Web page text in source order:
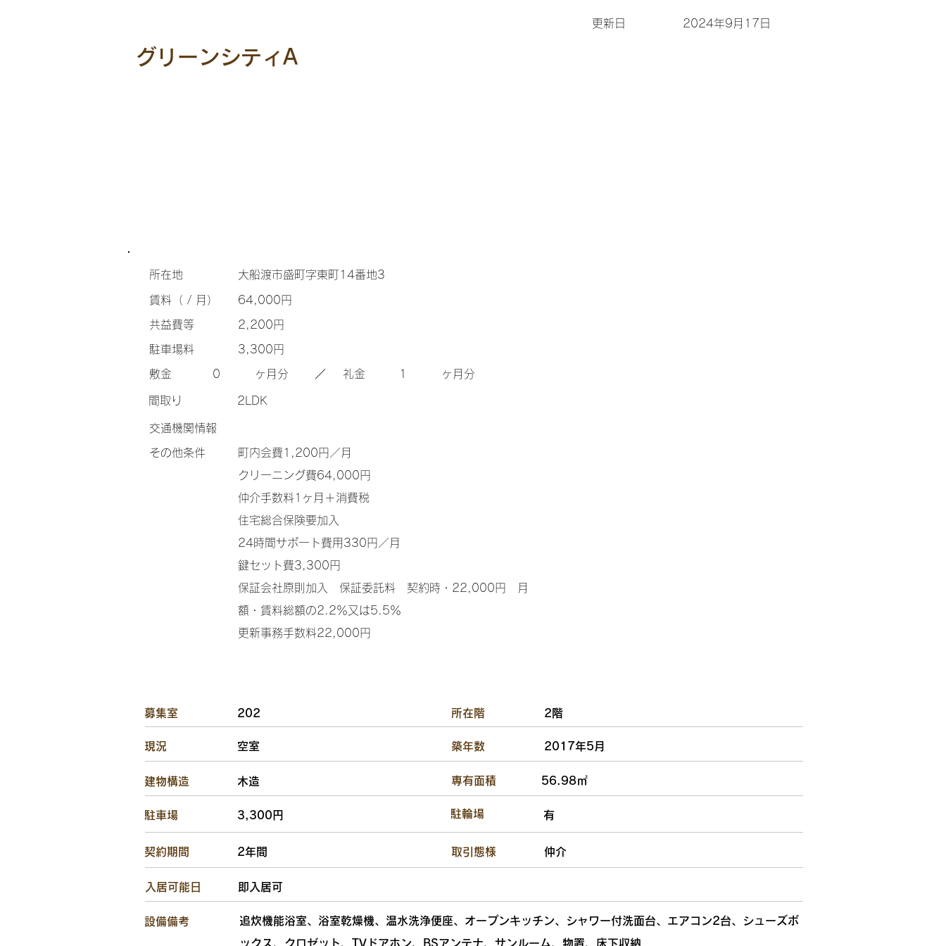
更新日 2024年9月17日
グリーンシティA
所在地 大船渡市盛町字東町14番地3
​賃料（ / 月） 64,000円
​共益費等 2,200円
​駐車場料 3,300円
​敷金 0 ヶ月分 ／ ​礼金 1 ヶ月分
間取り 2LDK
交通機関情報
その他条件
町内会費1,200円／月
クリーニング費64,000円
仲介手数料1ヶ月＋消費税
住宅総合保険要加入
24時間サポート費用330円／月
鍵セット費3,300円
保証会社原則加入 保証委託料 契約時・22,000円 月
額・賃料総額の2.2％又は5.5％
更新事務手数料22,000円
​募集室 202 ​所在階 2階
​現況 空室 ​築年数 2017年5月
​建物構造 木造 ​専有面積 56.98㎡
駐車場 3,300円 ​駐輪場 有
​契約期間 2年間 ​取引態様 仲介
​入居可能日 即入居可
設備備考
追炊機能浴室、浴室乾燥機、温水洗浄便座、オープンキッチン、シャワー付洗面台、エアコン2台、シューズボ
ックス、クロゼット、TVドアホン、BSアンテナ、サンルーム、物置、床下収納